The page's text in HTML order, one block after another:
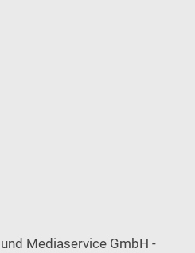
Mediaservice GmbH -